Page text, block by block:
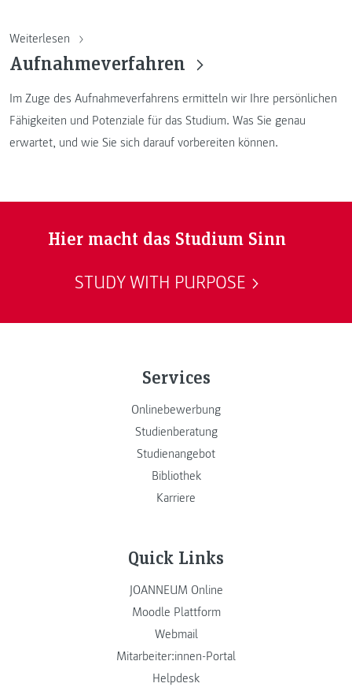
Weiterlesen
Aufnahmeverfahren
Im Zuge des Aufnahmeverfahrens ermitteln wir Ihre persönlichen
Fähigkeiten und Potenziale für das Studium. Was Sie genau
erwartet, und wie Sie sich darauf vorbereiten können.
Hier macht das Studium Sinn
STUDY WITH PURPOSE
Services
Onlinebewerbung
Studienberatung
Studienangebot
Bibliothek
Karriere
Quick Links
JOANNEUM Online
Moodle Plattform
Webmail
Mitarbeiter:innen-Portal
Helpdesk